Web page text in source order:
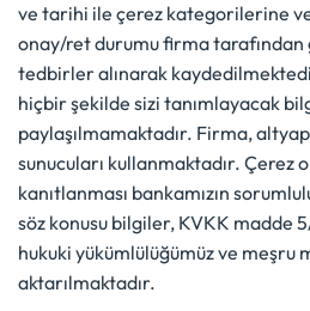
ve tarihi ile çerez kategorilerine
onay/ret durumu firma
tedbirler alınarak
hiçbir şekilde sizi tanımlayacak
paylaşılmamaktadır. Firma,
sunucuları kullanmaktadır. Çerez
kanıtlanması bankamızın
söz konusu bilgiler, KVKK madde
hukuki yükümlülüğümüz ve meşru
aktarılmaktadır.